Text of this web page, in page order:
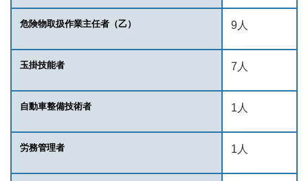
危険物取扱作業主任者（乙） 9人
玉掛技能者 7人
自動車整備技術者 1人
労務管理者 1人